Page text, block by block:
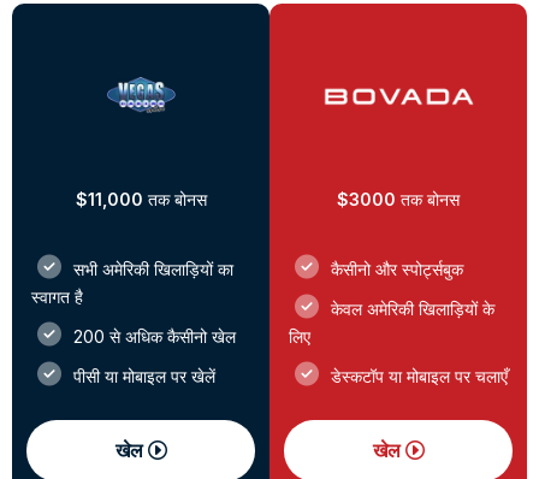
$11,000 तक बोनस
सभी अमेरिकी खिलाड़ियों का
स्वागत है
200 से अधिक कैसीनो खेल
पीसी या मोबाइल पर खेलें
खेल
$3000 तक बोनस
कैसीनो और स्पोर्ट्सबुक
केवल अमेरिकी खिलाड़ियों के
लिए
डेस्कटॉप या मोबाइल पर चलाएँ
खेल